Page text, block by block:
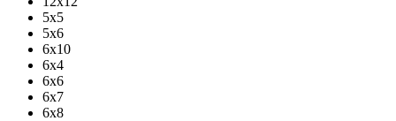
5x5
5x6
6x10
6x4
6x6
6x7
6x8